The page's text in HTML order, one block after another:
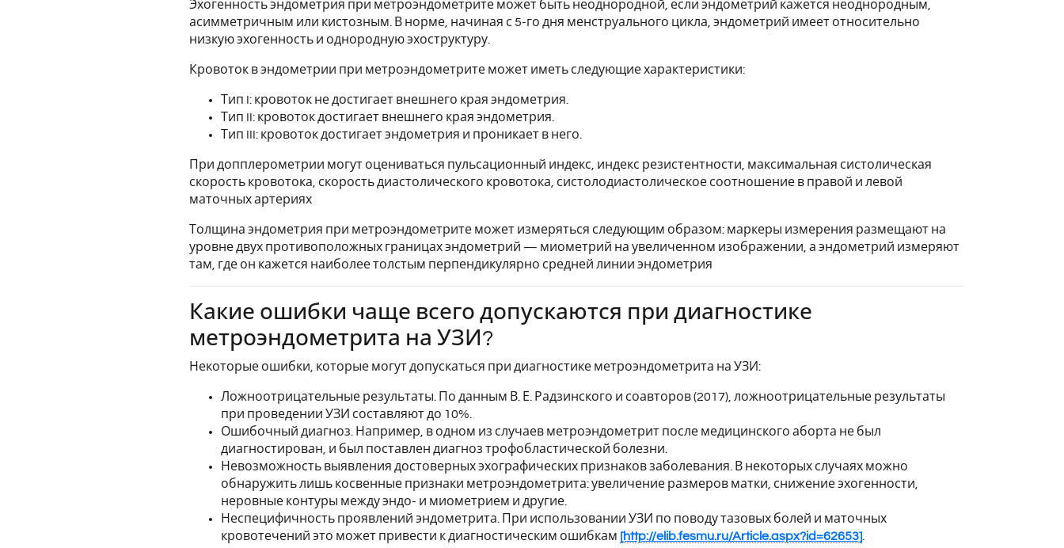
Эхогенность эндометрия при метроэндометрите может быть неоднородной, если эндометрий кажется неоднородным,
асимметричным или кистозным. В норме, начиная с 5-го дня менструального цикла, эндометрий имеет относительно
низкую эхогенность и однородную эхоструктуру.
Кровоток в эндометрии при метроэндометрите может иметь следующие характеристики:
Тип I: кровоток не достигает внешнего края эндометрия.
Тип II: кровоток достигает внешнего края эндометрия.
Тип III: кровоток достигает эндометрия и проникает в него.
При допплерометрии могут оцениваться пульсационный индекс, индекс резистентности, максимальная систолическая
скорость кровотока, скорость диастолического кровотока, систолодиастолическое соотношение в правой и левой
маточных артериях
Толщина эндометрия при метроэндометрите может измеряться следующим образом: маркеры измерения размещают на
уровне двух противоположных границах эндометрий — миометрий на увеличенном изображении, а эндометрий измеряют
там, где он кажется наиболее толстым перпендикулярно средней линии эндометрия
Какие ошибки чаще всего допускаются при диагностике
метроэндометрита на УЗИ?
Некоторые ошибки, которые могут допускаться при диагностике метроэндометрита на УЗИ:
Ложноотрицательные результаты. По данным В. Е. Радзинского и соавторов (2017), ложноотрицательные результаты
при проведении УЗИ составляют до 10%.
Ошибочный диагноз. Например, в одном из случаев метроэндометрит после медицинского аборта не был
диагностирован, и был поставлен диагноз трофобластической болезни.
Невозможность выявления достоверных эхографических признаков заболевания. В некоторых случаях можно
обнаружить лишь косвенные признаки метроэндометрита: увеличение размеров матки, снижение эхогенности,
неровные контуры между эндо- и миометрием и другие.
Неспецифичность проявлений эндометрита. При использовании УЗИ по поводу тазовых болей и маточных
кровотечений это может привести к диагностическим ошибкам [http://elib.fesmu.ru/Article.aspx?id=62653]